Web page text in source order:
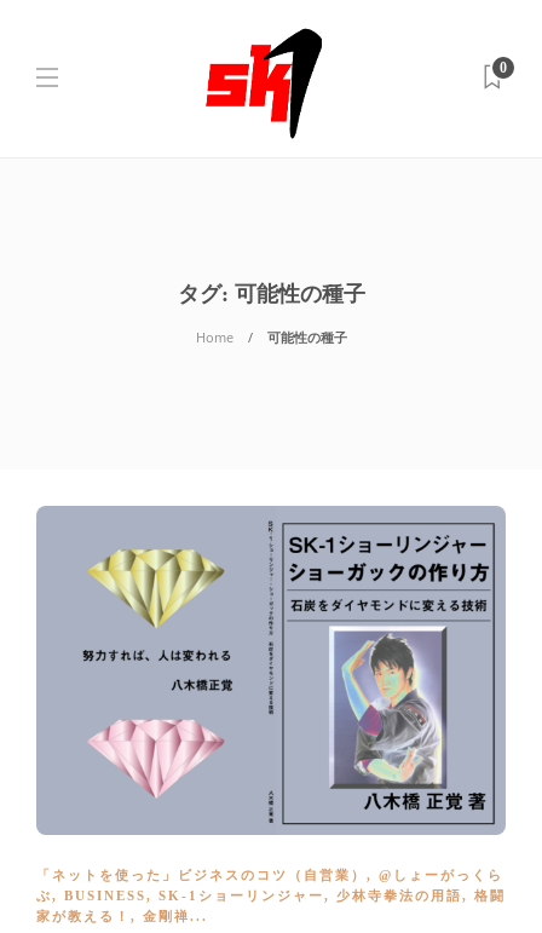
0
タグ: 可能性の種子
Home 可能性の種子
「ネットを使った」ビジネスのコツ（自営業） , @しょーがっくら
ぶ, BUSINESS, SK-1ショーリンジャー, 少林寺拳法の用語, 格闘
家が教える！ , 金剛禅...